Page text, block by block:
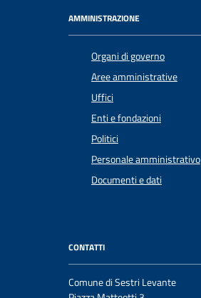
AMMINISTRAZIONE
Organi di governo
Aree amministrative
Uffici
Enti e fondazioni
Politici
Personale amministrativo
Documenti e dati
CONTATTI
Comune di Sestri Levante